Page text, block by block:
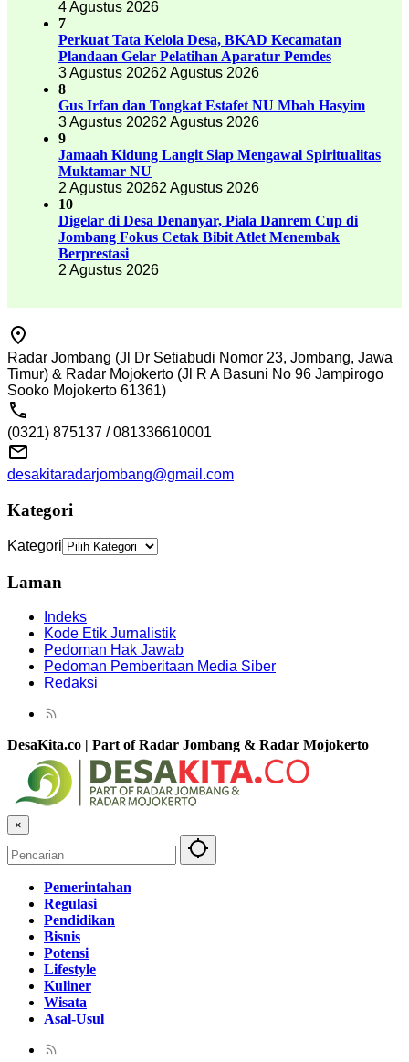
4 Agustus 2026
7
Perkuat Tata Kelola Desa, BKAD Kecamatan
Plandaan Gelar Pelatihan Aparatur Pemdes
3 Agustus 20262 Agustus 2026
8
Gus Irfan dan Tongkat Estafet NU Mbah Hasyim
3 Agustus 20262 Agustus 2026
9
Jamaah Kidung Langit Siap Mengawal Spiritualitas
Muktamar NU
2 Agustus 20262 Agustus 2026
10
Digelar di Desa Denanyar, Piala Danrem Cup di
Jombang Fokus Cetak Bibit Atlet Menembak
Berprestasi
2 Agustus 2026
Radar Jombang (Jl Dr Setiabudi Nomor 23, Jombang, Jawa
Timur) & Radar Mojokerto (Jl R A Basuni No 96 Jampirogo
Sooko Mojokerto 61361)
(0321) 875137 / 081336610001
desakitaradarjombang@gmail.com
Kategori
Kategori
Laman
Indeks
Kode Etik Jurnalistik
Pedoman Hak Jawab
Pedoman Pemberitaan Media Siber
Redaksi
DesaKita.co | Part of Radar Jombang & Radar Mojokerto
×
Pemerintahan
Regulasi
Pendidikan
Bisnis
Potensi
Lifestyle
Kuliner
Wisata
Asal-Usul